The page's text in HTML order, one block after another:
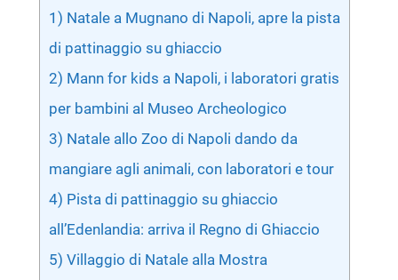
1) Natale a Mugnano di Napoli, apre la pista
di pattinaggio su ghiaccio
2) Mann for kids a Napoli, i laboratori gratis
per bambini al Museo Archeologico
3) Natale allo Zoo di Napoli dando da
mangiare agli animali, con laboratori e tour
4) Pista di pattinaggio su ghiaccio
all’Edenlandia: arriva il Regno di Ghiaccio
5) Villaggio di Natale alla Mostra